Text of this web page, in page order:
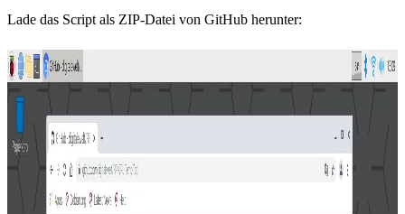
Lade das Script als ZIP-Datei von GitHub herunter: